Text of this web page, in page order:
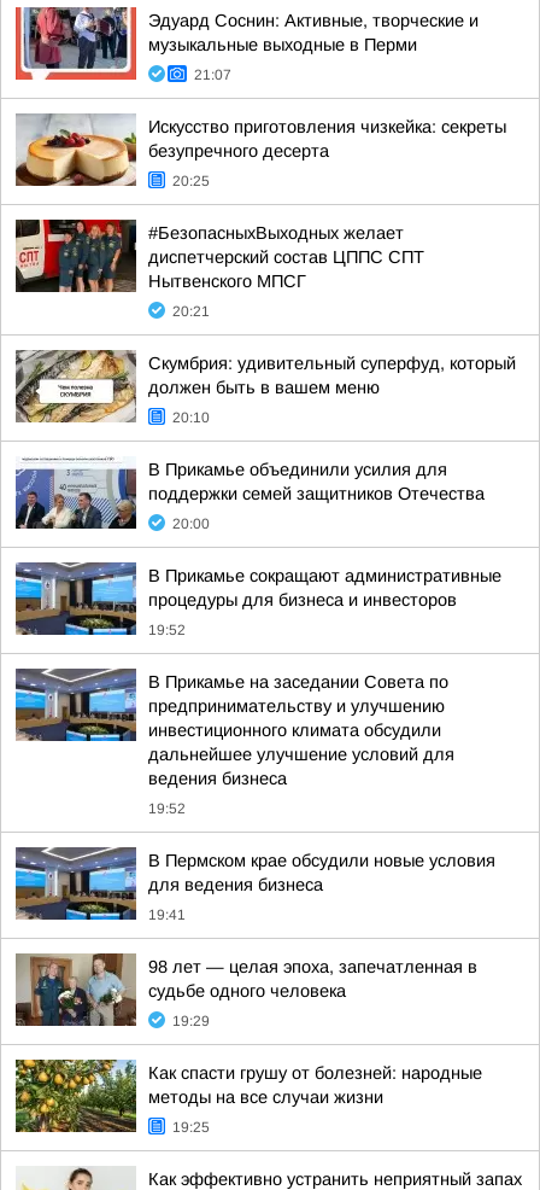
Эдуард Соснин: Активные, творческие и
музыкальные выходные в Перми
21:07
Искусство приготовления чизкейка: секреты
безупречного десерта
20:25
#БезопасныхВыходных желает
диспетчерский состав ЦППС СПТ
Нытвенского МПСГ
20:21
Скумбрия: удивительный суперфуд, который
должен быть в вашем меню
20:10
В Прикамье объединили усилия для
поддержки семей защитников Отечества
20:00
В Прикамье сокращают административные
процедуры для бизнеса и инвесторов
19:52
В Прикамье на заседании Совета по
предпринимательству и улучшению
инвестиционного климата обсудили
дальнейшее улучшение условий для
ведения бизнеса
19:52
В Пермском крае обсудили новые условия
для ведения бизнеса
19:41
98 лет — целая эпоха, запечатленная в
судьбе одного человека
19:29
Как спасти грушу от болезней: народные
методы на все случаи жизни
19:25
Как эффективно устранить неприятный запах